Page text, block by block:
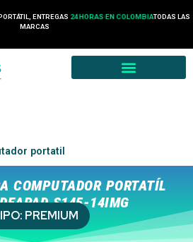
ENTREGAS 24 HORAS EN COLOMBIATODAS LAS
MARCAS
portatil
COMPUTADOR PORTATÍL
S145-14IMG
PREMIUM